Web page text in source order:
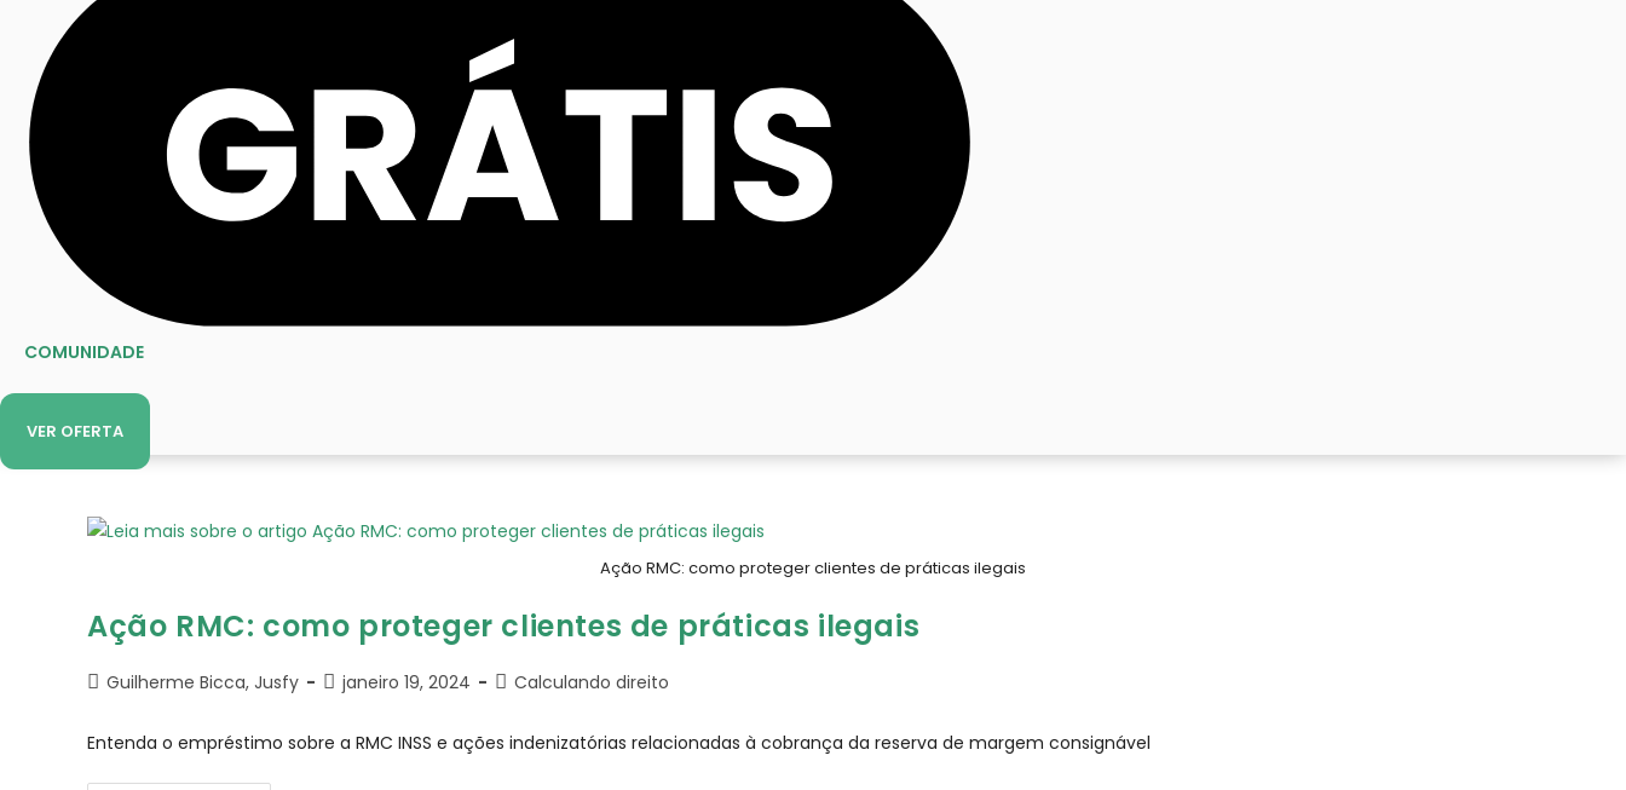
COMUNIDADE
VER OFERTA
Ação RMC: como proteger clientes de práticas ilegais
Ação RMC: como proteger clientes de práticas ilegais
Autor
post:
Guilherme Bicca, Jusfy
Postjaneiro 19, 2024
Categoria
post:
Calculando direito
Entenda o empréstimo sobre a RMC INSS e ações indenizatórias relacionadas à cobrança da reserva de margem consignável